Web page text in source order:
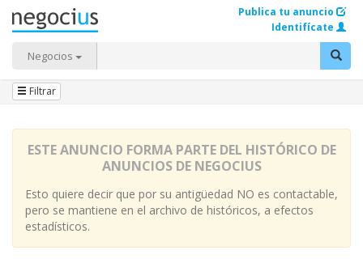
Negocios
Publica tu anuncio
Identifícate
Filtrar
ESTE ANUNCIO FORMA PARTE DEL HISTÓRICO DE
ANUNCIOS DE NEGOCIUS
Esto quiere decir que por su antigüedad NO es contactable,
pero se mantiene en el archivo de históricos, a efectos
estadísticos.